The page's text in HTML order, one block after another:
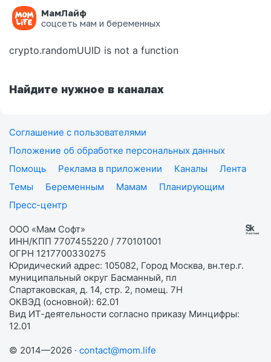
МамЛайф
соцсеть мам и беременных
Ошибка на странице
crypto.randomUUID is not a function
Найдите нужное в каналах
Соглашение с пользователями
Положение об обработке персональных данных
Помощь
Реклама в приложении Каналы
Лента
Темы
Беременным Мамам
Планирующим
Пресс-центр
ООО «Мам Софт»
ИНН/КПП 7707455220 / 770101001
ОГРН 1217700330275
Юридический адрес: 105082, Город Москва, вн.тер.г.
муниципальный округ Басманный, пл
Спартаковская, д. 14, стр. 2, помещ. 7Н
ОКВЭД (основной): 62.01
Вид ИТ-деятельности согласно приказу Минцифры:
12.01
© 2014—2026 · contact@mom.life